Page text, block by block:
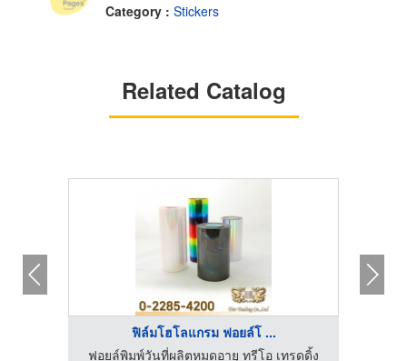
Category : Stickers
Related Catalog
ฟิล์มโฮโลแกรม ฟอยล์โ ...
ฟอยล์พิมพ์วันที่ผลิตหมดอายุ ทรีโอ เทรดดิ้ง